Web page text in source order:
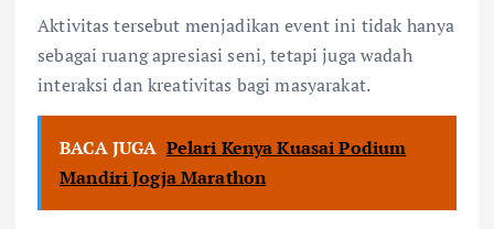
Aktivitas tersebut menjadikan event ini tidak hanya
sebagai ruang apresiasi seni, tetapi juga wadah
interaksi dan kreativitas bagi masyarakat.
BACA JUGA Pelari Kenya Kuasai Podium
Mandiri Jogja Marathon